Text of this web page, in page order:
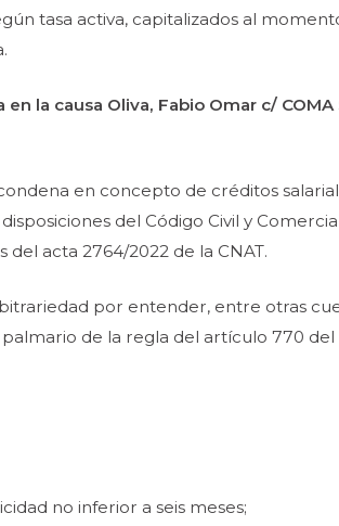
tasa activa, capitalizados al
la causa Oliva, Fabio Omar c/ COMA
en concepto de créditos
del Código Civil y
acta 2764/2022 de la CNAT.
por entender, entre otras
de la regla del artículo 770 del
no inferior a seis meses;